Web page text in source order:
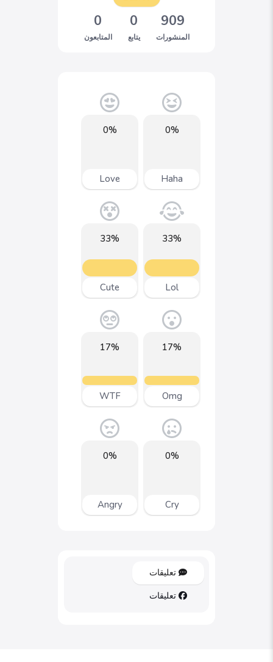
909
المنشورات
0
يتابع
0
المتابعون
0%
Haha
0%
Love
33%
Lol
33%
Cute
17%
Omg
17%
WTF
0%
Cry
0%
Angry
تعليقات
تعليقات